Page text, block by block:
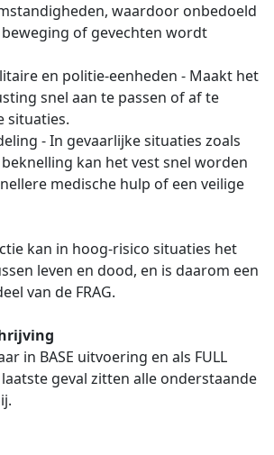
waardoor onbedoeld
of gevechten wordt
en politie-eenheden - Maakt het
snel aan te passen of af te
situaties.
- In gevaarlijke situaties zoals
kan het vest snel worden
medische hulp of een veilige
kan in hoog-risico situaties het
leven en dood, en is daarom een
van de FRAG.
in BASE uitvoering en als FULL
geval zitten alle onderstaande